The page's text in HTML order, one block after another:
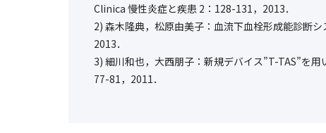
Clinica 慢性炎症と疾患 2：128-131，2013．
2) 森木隆典，松原由美子：血流下血栓形成能診断
2013．
3) 細川和也，大西朋子：新規デバイス”T-TAS”を
77-81，2011．